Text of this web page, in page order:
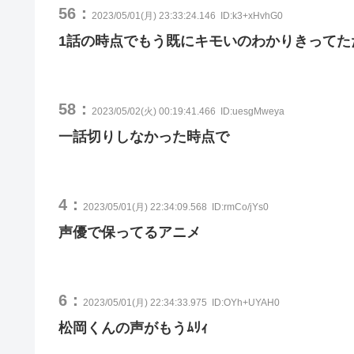
56： 2023/05/01(月) 23:33:24.146 ID:k3+xHvhG0
1話の時点でもう既にキモいのわかりきってた
58： 2023/05/02(火) 00:19:41.466 ID:uesgMweya
一話切りしなかった時点で
4： 2023/05/01(月) 22:34:09.568 ID:rmCo/jYs0
声優で保ってるアニメ
6： 2023/05/01(月) 22:34:33.975 ID:OYh+UYAH0
松岡くんの声がもうﾑﾘｨ